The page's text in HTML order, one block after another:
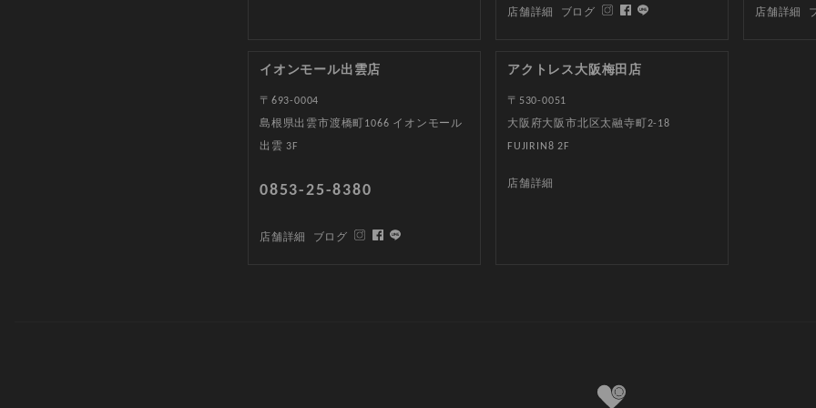
店舗詳細 ブログ 店舗詳細
イオンモール出雲店
〒693-0004
島根県出雲市渡橋町1066 イオンモール
出雲 3F
0853-25-8380
店舗詳細 ブログ
アクトレス大阪梅田店
〒530-0051
大阪府大阪市北区太融寺町2-18
FUJIRIN8 2F
店舗詳細